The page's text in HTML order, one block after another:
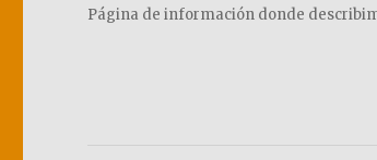
Página de información donde